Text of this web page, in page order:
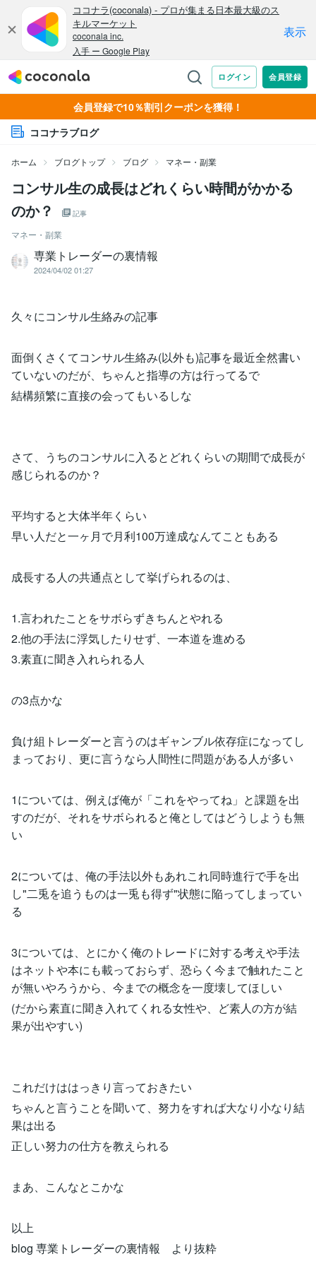
会員登録で10％割引クーポンを獲得！
ココナラブログ
ホーム ブログトップ ブログ マネー・副業
コンサル生の成長はどれくらい時間がかかる
のか？
記事
マネー・副業
専業トレーダーの裏情報
2024/04/02 01:27
久々にコンサル生絡みの記事
面倒くさくてコンサル生絡み(以外も)記事を最近全然書い
ていないのだが、ちゃんと指導の方は行ってるで
結構頻繁に直接の会ってもいるしな
さて、うちのコンサルに入るとどれくらいの期間で成長が
感じられるのか？
平均すると大体半年くらい
早い人だと一ヶ月で月利100万達成なんてこともある
成長する人の共通点として挙げられるのは、
1.言われたことをサボらずきちんとやれる
2.他の手法に浮気したりせず、一本道を進める
3.素直に聞き入れられる人
の3点かな
負け組トレーダーと言うのはギャンブル依存症になってし
まっており、更に言うなら人間性に問題がある人が多い
1については、例えば俺が「これをやってね」と課題を出
すのだが、それをサボられると俺としてはどうしようも無
い
2については、俺の手法以外もあれこれ同時進行で手を出
し"二兎を追うものは一兎も得ず"状態に陥ってしまってい
る
3については、とにかく俺のトレードに対する考えや手法
はネットや本にも載っておらず、恐らく今まで触れたこと
が無いやろうから、今までの概念を一度壊してほしい
(だから素直に聞き入れてくれる女性や、ど素人の方が結
果が出やすい)
これだけははっきり言っておきたい
ちゃんと言うことを聞いて、努力をすれば大なり小なり結
果は出る
正しい努力の仕方を教えられる
まあ、こんなとこかな
以上
blog 専業トレーダーの裏情報 より抜粋